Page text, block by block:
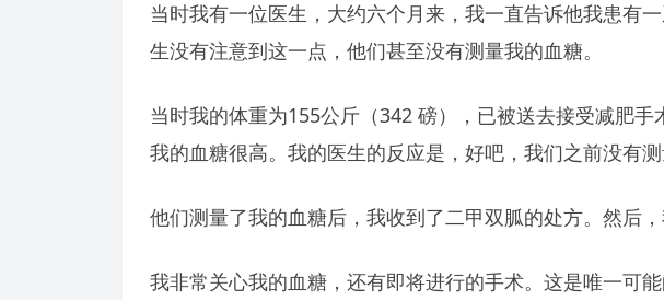
当时我有一位医生，大约六个月来，我一直告诉他我患有
生没有注意到这一点，他们甚至没有测量我的血糖。
当时我的体重为155公斤（342 磅），已被送去接受减肥
我的血糖很高。我的医生的反应是，好吧，我们之前没有测
他们测量了我的血糖后，我收到了二甲双胍的处方。然后，
我非常关心我的血糖，还有即将进行的手术。这是唯一可能